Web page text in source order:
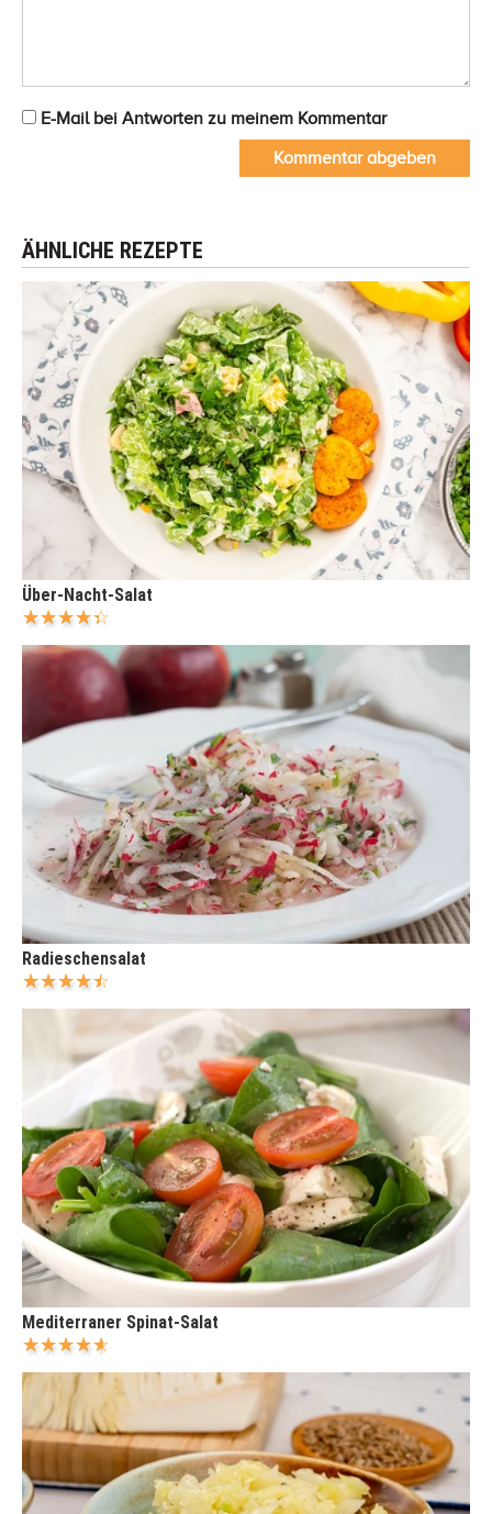
E-Mail bei Antworten zu meinem Kommentar
Kommentar abgeben
ÄHNLICHE REZEPTE
Über-Nacht-Salat
Radieschensalat
Mediterraner Spinat-Salat